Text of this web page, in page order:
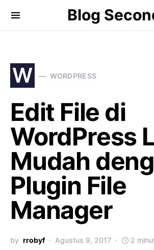
Blog
W WORDPRESS
Edit File di
WordPress
Mudah
Plugin File
Manager
by rrobyf Agustus 9, 2017 2